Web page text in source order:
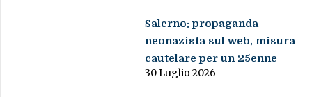
Salerno: propaganda
neonazista sul web, misura
cautelare per un 25enne
30 Luglio 2026